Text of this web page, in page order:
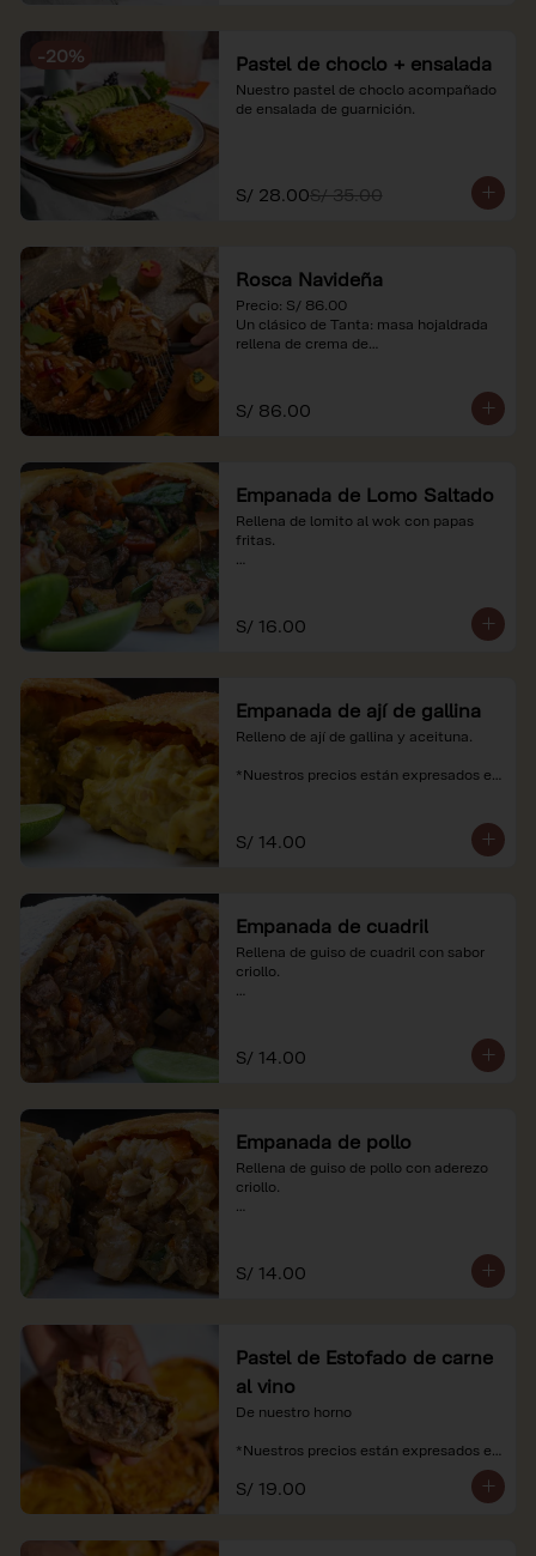
-20% Pastel de choclo + ensalada
Nuestro pastel de choclo acompañado
de ensalada de guarnición.
S/ 28.00S/ 35.00
Rosca Navideña
Precio: S/ 86.00
Un clásico de Tanta: masa hojaldrada
rellena de crema de
*Nuestros precios están expresados en
soles e incluyen impuestos de ley y
S/ 86.00
Empanada de Lomo Saltado
Rellena de lomito al wok con papas
fritas.
S/ 16.00
Empanada de ají de gallina
Relleno de ají de gallina y aceituna.
*Nuestros precios están expresados en
S/ 14.00
Empanada de cuadril
Rellena de guiso de cuadril con sabor
criollo.
S/ 14.00
Empanada de pollo
Rellena de guiso de pollo con aderezo
criollo.
S/ 14.00
Pastel de Estofado de carne
al vino
De nuestro horno
*Nuestros precios están expresados en
recargo al consumo.
S/ 19.00